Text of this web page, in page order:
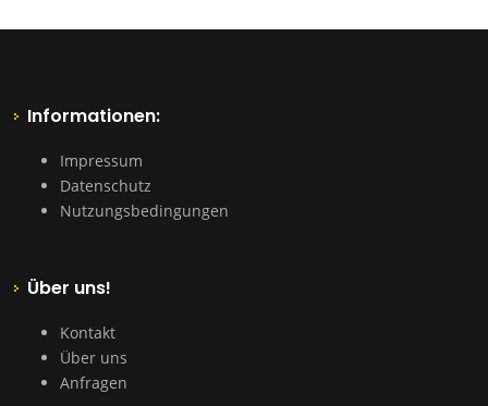
Informationen:
Impressum
Datenschutz
Nutzungsbedingungen
Über uns!
Kontakt
Über uns
Anfragen